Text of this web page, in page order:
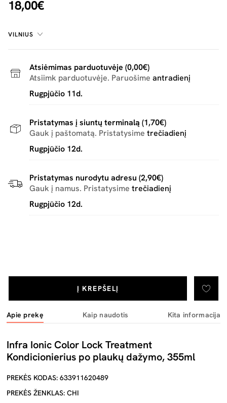
18,00€
Į KREPŠELĮ
VILNIUS
Atsiėmimas parduotuvėje (0,00€)
Atsiimk parduotuvėje. Paruošime antradienį
Rugpjūčio 11d.
Pristatymas į siuntų terminalą (1,70€)
Gauk į paštomatą. Pristatysime trečiadienį
Rugpjūčio 12d.
Pristatymas nurodytu adresu (2,90€)
Gauk į namus. Pristatysime trečiadienį
Rugpjūčio 12d.
Apie prekę Kaip naudotis Kita informacija
Infra Ionic Color Lock Treatment
Kondicionierius po plaukų dažymo, 355ml
PREKĖS KODAS: 633911620489
PREKĖS ŽENKLAS: CHI